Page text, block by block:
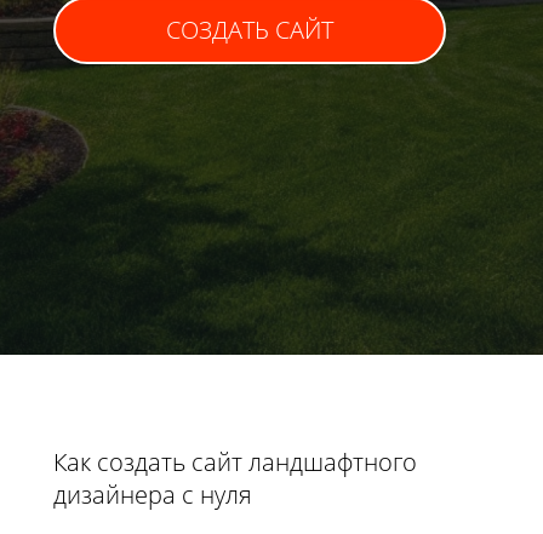
СОЗДАТЬ САЙТ
Как создать сайт ландшафтного
дизайнера с нуля